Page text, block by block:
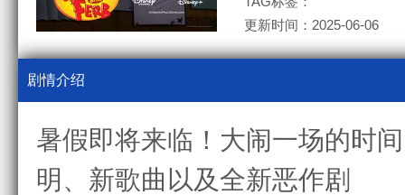
更新时间：2025-06-06
剧情介绍
暑假即将来临！大闹一场的
明、新歌曲以及全新恶作剧